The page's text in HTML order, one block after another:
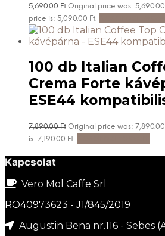
5,690.00Ft Original price was: 5,690.00
price is: 5,090.00 Ft.
100 db Italian
Crema Forte
ESE44
7,890.00Ft Original price was: 7,890.00
is: 7,190.00 Ft.
Kapcsolat
Vero Mol Caffe Srl
RO40973623 - J1/845/2019
Augustin Bena nr.116 - Sebes